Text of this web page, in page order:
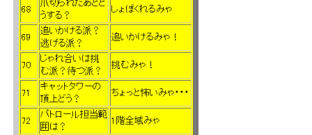
68
爪切られたあとど
うする？
しょぼくれるみゃ
69
追いかける派？
逃げる派？
追いかけるみゃ！
70
じゃれ合いは挑
む派？待つ派？
挑むみゃ！
71
キャットタワーの
頂上どう？
ちょっと怖いみゃ・・・
72
パトロール担当範
囲は？
1階全域みゃ